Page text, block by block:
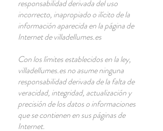
responsabilidad derivada del uso
incorrecto, inapropiado o ilícito de la
información aparecida en la página de
Internet de villadellumes.es
Con los límites establecidos en la ley,
villadellumes.es no asume ninguna
responsabilidad derivada de la falta de
veracidad, integridad, actualización y
precisión de los datos o informaciones
que se contienen en sus páginas de
Internet.